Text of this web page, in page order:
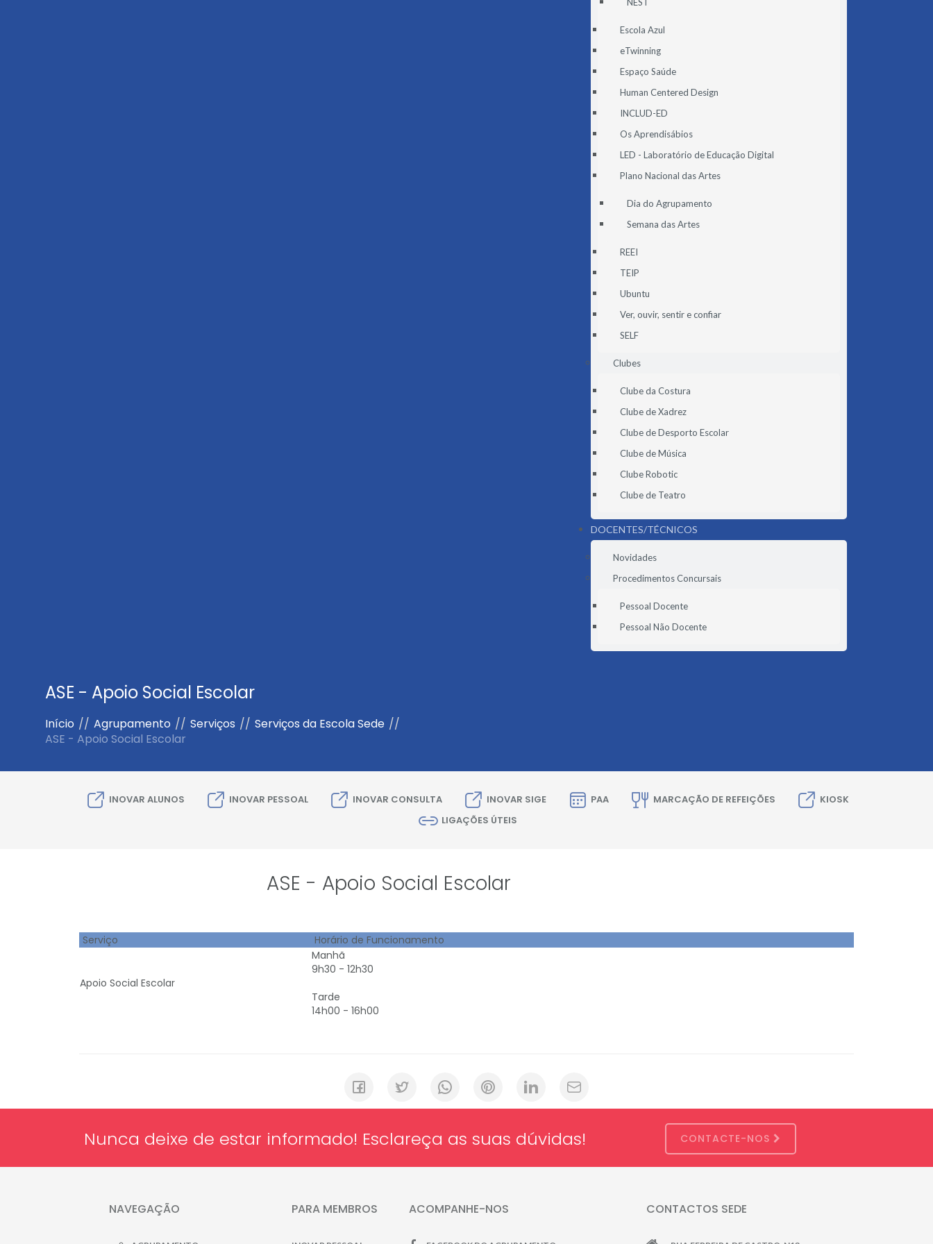
Escola Azul
eTwinning
Espaço Saúde
Human Centered Design
INCLUD-ED
Os Aprendisábios
LED - Laboratório de Educação Digital
Plano Nacional das Artes
Dia do Agrupamento
Semana das Artes
REEI
TEIP
Ubuntu
Ver, ouvir, sentir e confiar
SELF
Clubes
Clube da Costura
Clube de Xadrez
Clube de Desporto Escolar
Clube de Música
Clube Robotic
Clube de Teatro
DOCENTES/TÉCNICOS
Novidades
Procedimentos Concursais
Pessoal Docente
Pessoal Não Docente
ASE - Apoio Social Escolar
Início // Agrupamento // Serviços // Serviços da Escola Sede //
ASE - Apoio Social Escolar
INOVAR ALUNOS INOVAR PESSOAL INOVAR CONSULTA INOVAR SIGE PAA MARCAÇÃO DE REFEIÇÕES
KIOSK
LIGAÇÕES ÚTEIS
ASE - Apoio Social Escolar
Serviço Horário de Funcionamento
Apoio Social Escolar
Manhã
9h30 - 12h30
Tarde
14h00 - 16h00
Nunca deixe de estar informado! Esclareça as suas dúvidas! CONTACTE-NOS
NAVEGAÇÃO PARA MEMBROS ACOMPANHE-NOS CONTACTOS SEDE